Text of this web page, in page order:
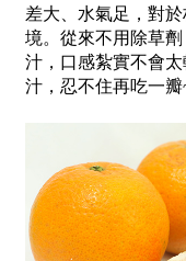
差大、水氣足，對
境。從來不用除草
汁，口感紮實不會
汁，忍不住再吃一瓣